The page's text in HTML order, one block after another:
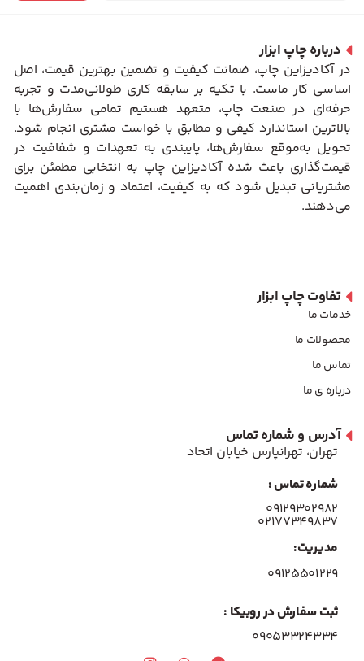
درباره چاپ ابزار
در آکادیزاین چاپ، ضمانت کیفیت و تضمین بهترین قیمت، اصل
اساسی کار ماست. با تکیه بر سابقه کاری طولانی‌مدت و تجربه
حرفه‌ای در صنعت چاپ، متعهد هستیم تمامی سفارش‌ها با
بالاترین استاندارد کیفی و مطابق با خواست مشتری انجام شود.
تحویل به‌موقع سفارش‌ها، پایبندی به تعهدات و شفافیت در
قیمت‌گذاری باعث شده آکادیزاین چاپ به انتخابی مطمئن برای
مشتریانی تبدیل شود که به کیفیت، اعتماد و زمان‌بندی اهمیت
می‌دهند.
تفاوت چاپ ابزار
خدمات ما
محصولات ما
تماس ما
درباره ی ما
آدرس و شماره تماس
تهران، تهرانپارس خیابان اتحاد
شماره تماس :
۰۹۱۲۹۳۰۲۹۸۲
۰۲۱۷۷۳۴۹۸۳۷
مدیریت:
۰۹۱۲۵۵۰۱۲۲۹
ثبت سفارش در روبیکا :
09053324334